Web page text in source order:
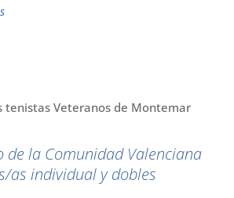
de la Comunidad Valenciana
as individual y dobles